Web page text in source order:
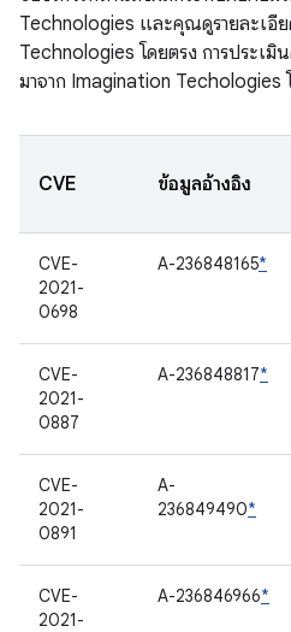
Technologies และคุณดูรายละเอี
Technologies โดยตรง การประเ
มาจาก Imagination Techologies
CVE ข้อมูลอ้างอิง
CVE-
2021-
0698
A-236848165*
CVE-
2021-
0887
A-236848817*
CVE-
2021-
0891
A-
236849490*
CVE-
2021-
A-236846966*